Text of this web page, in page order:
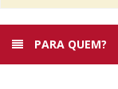
PARA QUEM?